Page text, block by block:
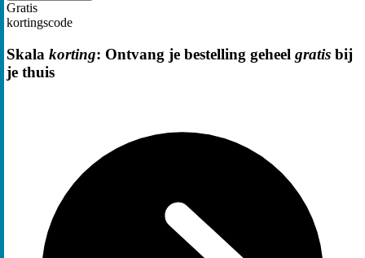
Gratis
kortingscode
Skala korting: Ontvang je bestelling geheel gratis bij
je thuis